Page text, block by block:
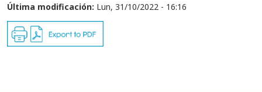
Última modificación: Lun, 31/10/2022 - 16:16